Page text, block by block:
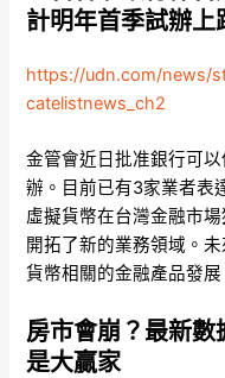
計明年首季試辦上
https://udn.com/news/
catelistnews_ch2
金管會近日批准銀行可
辦。目前已有3家業者表
虛擬貨幣在台灣金融市
開拓了新的業務領域。
貨幣相關的金融產品發展
房市會崩？最新
是大贏家